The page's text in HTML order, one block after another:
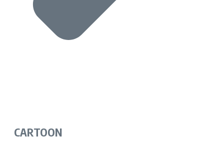
CARTOON